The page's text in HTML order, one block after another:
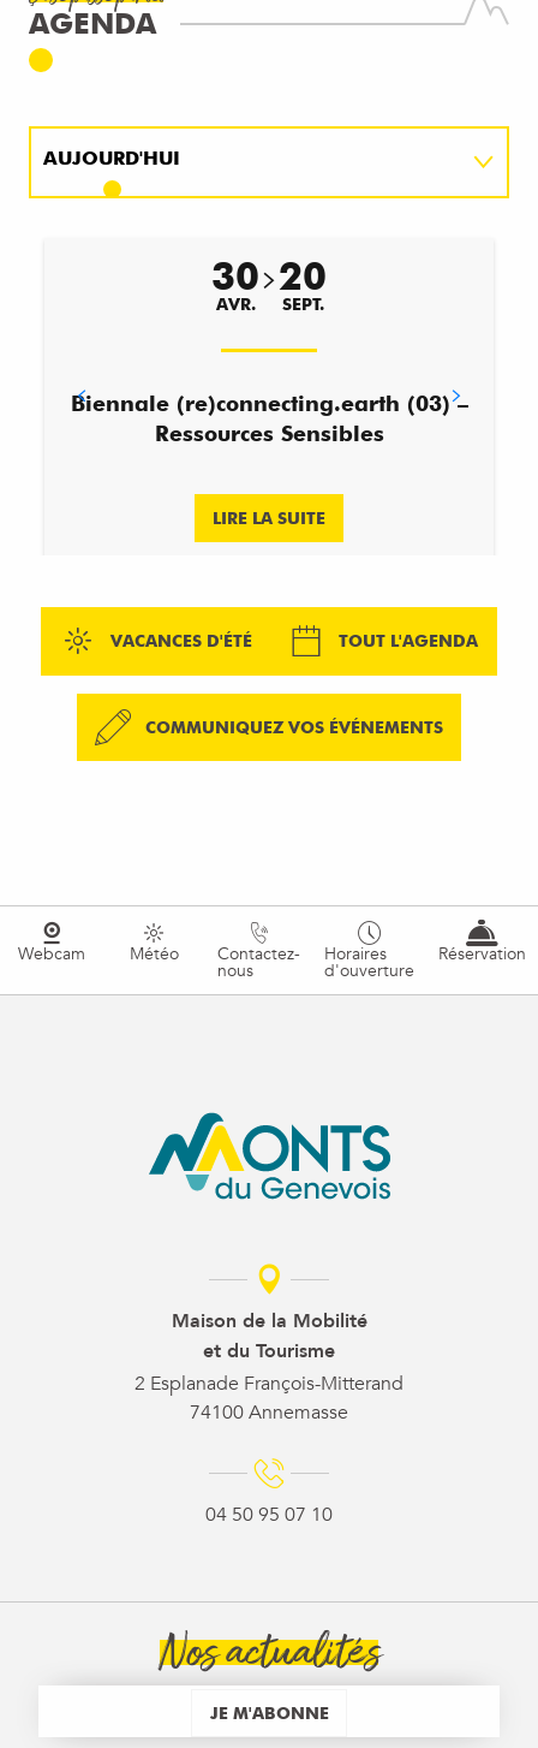
AGENDA
AUJOURD'HUI
30
AVR.
20
SEPT.
Biennale (re)connecting.earth (03) –
Ressources Sensibles
LIRE LA SUITE
VACANCES D'ÉTÉ TOUT L'AGENDA
COMMUNIQUEZ VOS ÉVÉNEMENTS
Webcam Météo Contactez-
nous
Horaires
d'ouverture
Réservation
Maison de la Mobilité
et du Tourisme
2 Esplanade François-Mitterand
74100 Annemasse
04 50 95 07 10
Nos actualités
JE M'ABONNE